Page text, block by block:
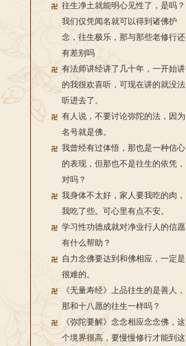
往生净土就能明心见性了，是吗？
我们仅凭闻名就可以得到诸佛护
念，往生极乐，那与那些老修行还
有差别吗
有法师讲经讲了几十年，一开始讲
的我很欢喜听，可现在讲的就没法
听进去了。
有人说，不要讨论弥陀的法，因为
名号就是佛。
我曾经有过体悟，那也是一种信心
的表现，但那也不是往生的依凭，
对吗？
我身体不太好，家人要我吃的肉，
我吃了些。可心里有点不安。
学习性功德成就对净业行人的信愿
有什么帮助？
自力念佛要达到和佛相应，一定是
很难的。
《无量寿经》上品往生的是善人，
那和十八愿的往生一样吗？
《弥陀要解》念念相应念念佛，这
个境界很高，要慢慢修行才能到这